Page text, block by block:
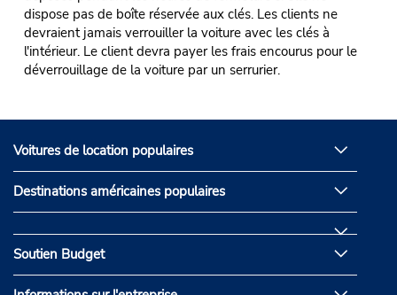
dispose pas de boîte réservée aux clés. Les clients ne
devraient jamais verrouiller la voiture avec les clés à
l'intérieur. Le client devra payer les frais encourus pour le
déverrouillage de la voiture par un serrurier.
Voitures de location populaires
Destinations américaines populaires
Soutien Budget